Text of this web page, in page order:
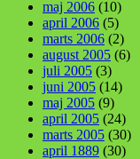
maj 2006 (10)
april 2006 (5)
marts 2006 (2)
august 2005 (6)
juli 2005 (3)
juni 2005 (14)
maj 2005 (9)
april 2005 (24)
marts 2005 (30)
april 1889 (30)